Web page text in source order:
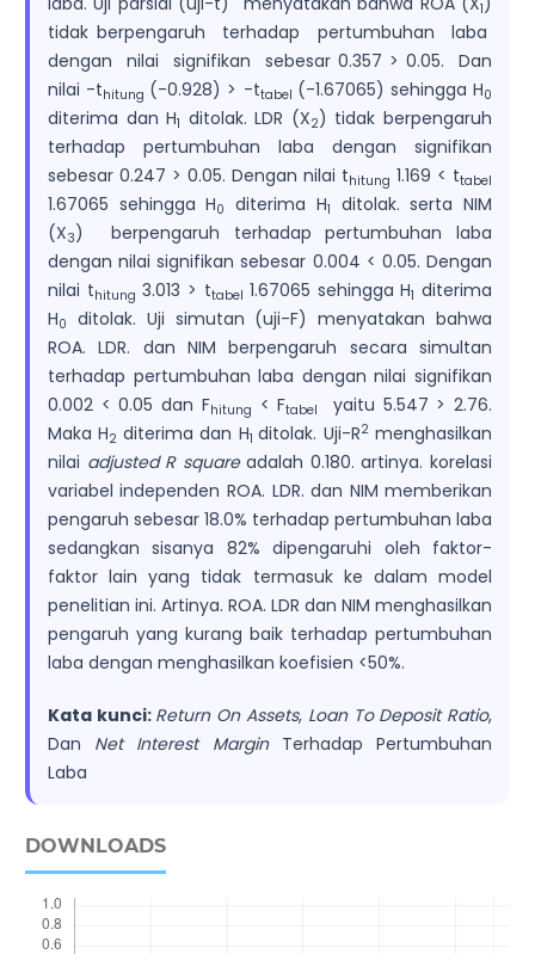
1
tidak berpengaruh terhadap pertumbuhan laba
dengan nilai signifikan sebesar 0.357 > 0.05. Dan
nilai -thitung (-0.928) > -ttabel (-1.67065) sehingga H0
diterima dan H1 ditolak. LDR (X2) tidak berpengaruh
terhadap pertumbuhan laba dengan signifikan
sebesar 0.247 > 0.05. Dengan nilai thitung 1.169 < ttabel
1.67065 sehingga H0 diterima H1
ditolak. serta NIM
(X3) berpengaruh terhadap pertumbuhan laba
dengan nilai signifikan sebesar 0.004 < 0.05. Dengan
nilai thitung 3.013 > ttabel 1.67065 sehingga H1 diterima
H0
ditolak. Uji simutan (uji-F) menyatakan bahwa
ROA. LDR. dan NIM berpengaruh secara simultan
terhadap pertumbuhan laba dengan nilai signifikan
0.002 < 0.05 dan Fhitung < Ftabel
yaitu 5.547 > 2.76.
Maka H2 diterima dan H1ditolak. Uji-R2menghasilkan
nilai adjusted R squareadalah 0.180. artinya. korelasi
variabel independen ROA. LDR. dan NIM memberikan
pengaruh sebesar 18.0% terhadap pertumbuhan laba
sedangkan sisanya 82% dipengaruhi oleh faktor-
faktor lain yang tidak termasuk ke dalam model
penelitian ini. Artinya. ROA. LDR dan NIM menghasilkan
pengaruh yang kurang baik terhadap pertumbuhan
laba dengan menghasilkan koefisien <50%.
Kata kunci: Return On Assets, Loan To Deposit Ratio,
Dan Net Interest Margin Terhadap Pertumbuhan
Laba
DOWNLOADS